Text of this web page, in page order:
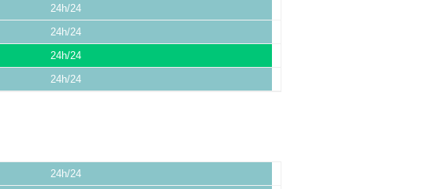
24h/24
24h/24
24h/24
24h/24
24h/24